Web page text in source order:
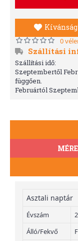
0
Szállítási
Szállítási idő:
Szeptembertől
függően.
Februártól
Asztali naptár
Évszám
Álló/Fekvő